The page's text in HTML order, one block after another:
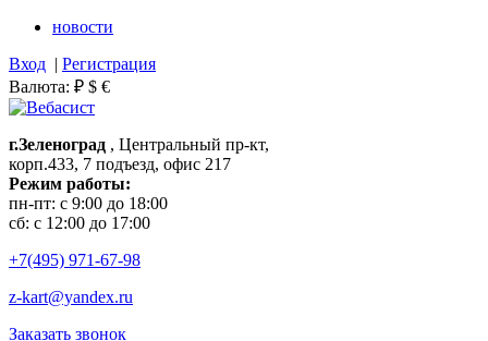
новости
Вход | Регистрация
Валюта: ₽ $ €
г.Зеленоград , Центральный пр-кт,
корп.433, 7 подъезд, офис 217
Режим работы:
пн-пт: с 9:00 до 18:00
сб: с 12:00 до 17:00
+7(495) 971-67-98
z-kart@yandex.ru
Заказать звонок